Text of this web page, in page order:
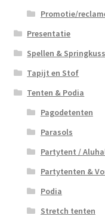
Promotie/
Presentatie
Spellen &
Tapijt en Stof
Tenten & Podia
Pagodetenten
Parasols
Partytent /
Partytenten &
Podia
Stretch tenten